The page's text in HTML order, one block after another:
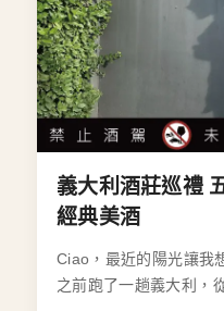
義大利酒莊巡禮
經典美酒
Ciao，最近的陽光讓我
之前跑了一趟義大利，